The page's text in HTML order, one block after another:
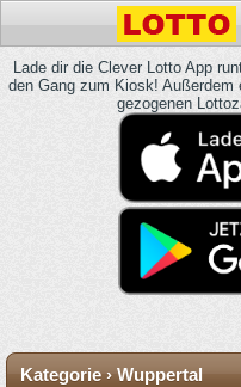
Lade dir die Clever Lotto App
den Gang zum Kiosk!
gezogenen
Kategorie › Wuppertal